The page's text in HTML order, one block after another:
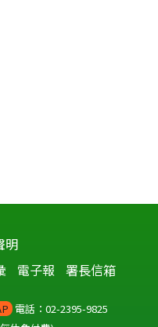
明
電子報 署長信箱
電話：02-2395-9825